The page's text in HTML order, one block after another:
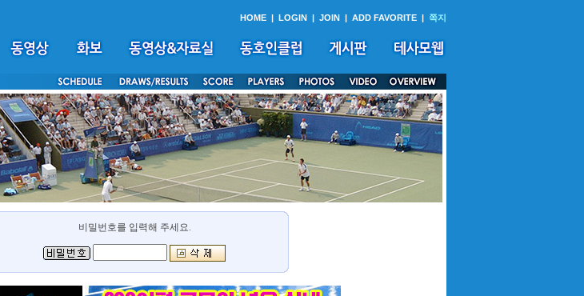
HOME | LOGIN | JOIN | ADD FAVORITE | 쪽지
비밀번호를 입력해 주세요.